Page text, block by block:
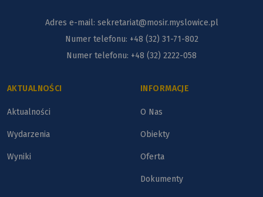
Adres e-mail: sekretariat@mosir.myslowice.pl
Numer telefonu: +48 (32) 31-71-802
Numer telefonu: +48 (32) 2222-058
AKTUALNOŚCI
Aktualności
Wydarzenia
Wyniki
INFORMACJE
O Nas
Obiekty
Oferta
Dokumenty